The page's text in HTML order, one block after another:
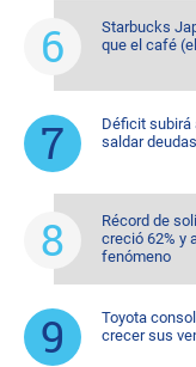
Starbucks
que el café
Déficit subirá
saldar
Récord de
creció 62% y
fenómeno
Toyota
crecer sus